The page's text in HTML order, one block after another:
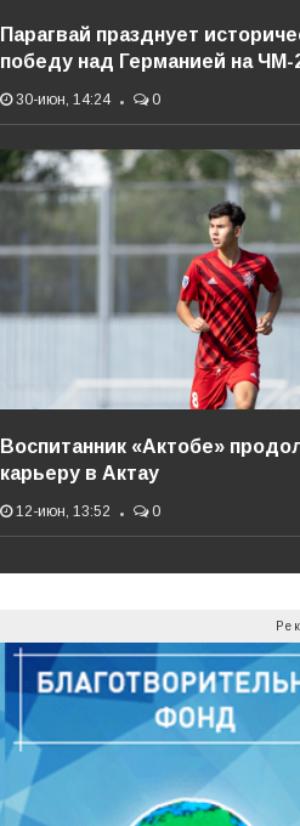
Парагвай празднует
победу над Германией на ЧМ-
30-июн, 14:24 0
Воспитанник «Актобе»
карьеру в Актау
12-июн, 13:52 0